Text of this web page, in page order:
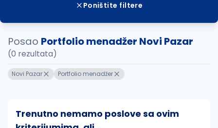
Poništite filtere
Posao Portfolio menadžer Novi Pazar
(0 rezultata)
Novi Pazar Portfolio menadžer
Trenutno nemamo poslove sa ovim